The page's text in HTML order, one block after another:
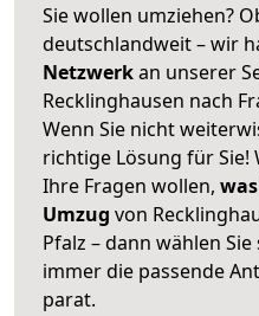
Sie wollen umziehen?
deutschlandweit – wir
Netzwerkan unserer
Recklinghausen nach
Wenn Sie nicht
richtige Lösung für Sie!
Ihre Fragen wollen,
Umzug von
Pfalz – dann wählen
immer die passende
parat.